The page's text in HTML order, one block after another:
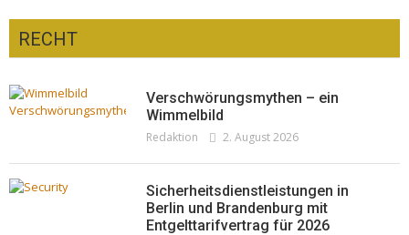
Pepe Jeans London mit Summer Sale und
neuer Kollektion
Redaktion 19. Juli 2026
Woher kommt der Honig? – Neue EU-
Regeln gelten 14. Juni
Redaktion 13. Juni 2026
RECHT
Verschwörungsmythen – ein
Wimmelbild
Redaktion 2. August 2026
Sicherheitsdienstleistungen in
Berlin und Brandenburg mit
Entgelttarifvertrag für 2026